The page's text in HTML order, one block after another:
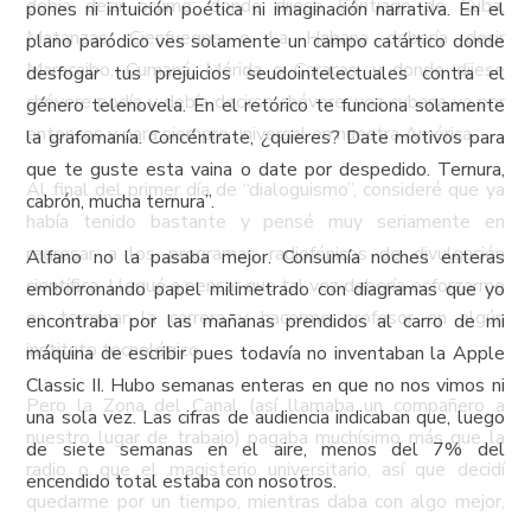
debía decir ocumo; donde dijese Santiago de Cuba,
Matanzas, Cienfuegos o La Habana debería decir
Maracaibo, Cumaná, Mérida o Caracas, y donde dijese
chévere podía y debía decirse chévere, voz cubana ya por
entonces y para siempre universal en nuestra América.
Al final del primer día de “dialoguismo”, consideré que ya
había tenido bastante y pensé muy seriamente en
regresar a los programas radiofónicos de divulgación
científica. Llegué a pensar que tal vez debería esforzarme
en terminar la carrera y hacerme profesor en algún
instituto tecnológico.
Pero la Zona del Canal (así llamaba un compañero a
nuestro lugar de trabajo) pagaba muchísimo más que la
radio o que el magisterio universitario, así que decidí
quedarme por un tiempo, mientras daba con algo mejor,
pones ni intuición poética ni imaginación narrativa. En el
plano paródico ves solamente un campo catártico donde
desfogar tus prejuicios seudointelectuales contra el
género telenovela. En el retórico te funciona solamente
la grafomanía. Concéntrate, ¿quieres? Date motivos para
que te guste esta vaina o date por despedido. Ternura,
cabrón, mucha ternura”.
Alfano no la pasaba mejor. Consumía noches enteras
emborronando papel milimetrado con diagramas que yo
encontraba por las mañanas prendidos al carro de mi
máquina de escribir pues todavía no inventaban la Apple
Classic II. Hubo semanas enteras en que no nos vimos ni
una sola vez. Las cifras de audiencia indicaban que, luego
de siete semanas en el aire, menos del 7% del
encendido total estaba con nosotros.